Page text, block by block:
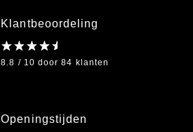
Klantbeoordeling
8.8 / 10 door 84 klanten
Openingstijden